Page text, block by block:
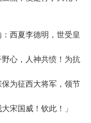
西夏李德明，世受皇
心，人神共愤！为抗
为征西大将军，领节
宋国威！钦此！」